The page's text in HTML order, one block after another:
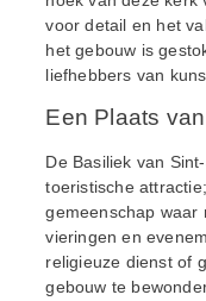
voor detail en het
het gebouw is
liefhebbers van
Een Plaats
De Basiliek van
toeristische
gemeenschap waar
vieringen en
religieuze dienst of
gebouw te